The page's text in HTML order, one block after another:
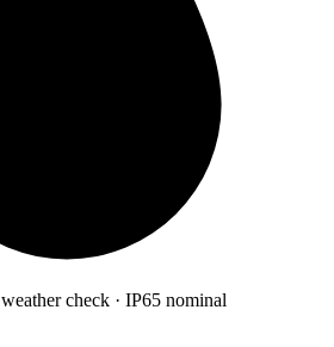
check · IP65 nominal